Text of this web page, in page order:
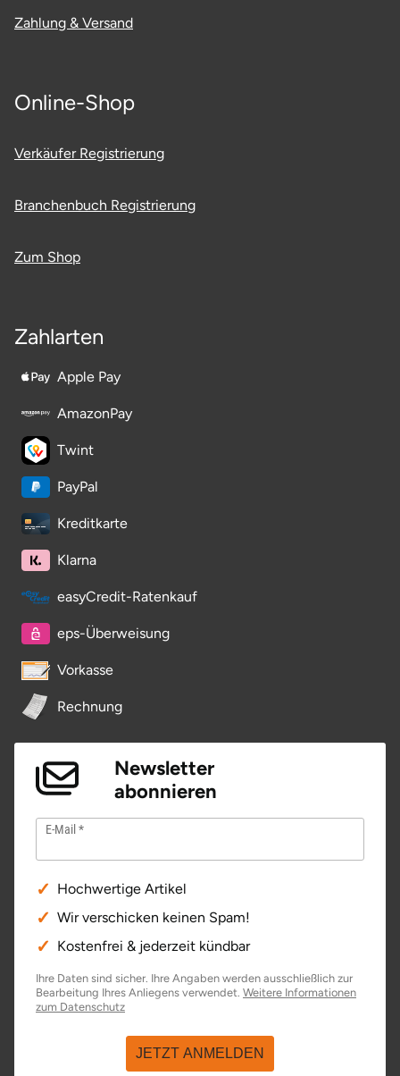
Zahlung & Versand
Online-Shop
Verkäufer Registrierung
Branchenbuch Registrierung
Zum Shop
Zahlarten
Apple Pay
AmazonPay
Twint
PayPal
Kreditkarte
Klarna
easyCredit-Ratenkauf
eps-Überweisung
Vorkasse
Rechnung
Newsletter
abonnieren
E-Mail
Hochwertige Artikel
Wir verschicken keinen Spam!
Kostenfrei & jederzeit kündbar
Ihre Daten sind sicher. Ihre Angaben werden ausschließlich zur
Bearbeitung Ihres Anliegens verwendet. Weitere Informationen
zum Datenschutzöffnet in neuem Fenster
JETZT ANMELDEN